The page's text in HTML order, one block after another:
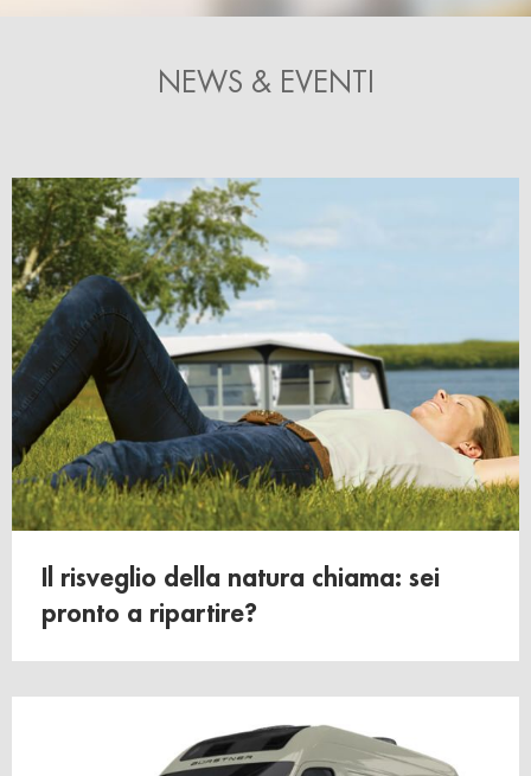
NEWS & EVENTI
Il risveglio della natura chiama: sei
pronto a ripartire?